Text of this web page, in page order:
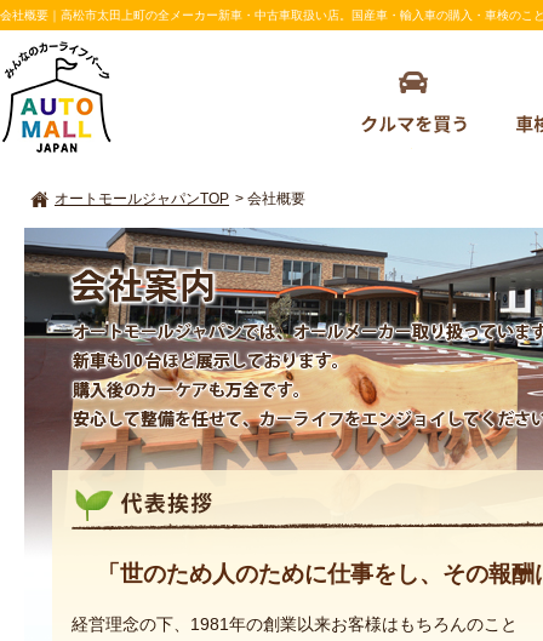
会社概要｜高松市太田上町の全メーカー新車・中古車取扱い店。国産車・輸入車の購入・車検のこ
オートモールジャパンTOP > 会社概要
会社概要
オートモールジャパンでは、オールメーカー取り扱っています。新
も10台ほど展示しております。購入後のカーケアも万全です。安
て整備を任せて、カーライフをエンジョイしてください。
「世のため人のために仕事をし、その報
経営理念の下、1981年の創業以来お客様はもちろんのこと